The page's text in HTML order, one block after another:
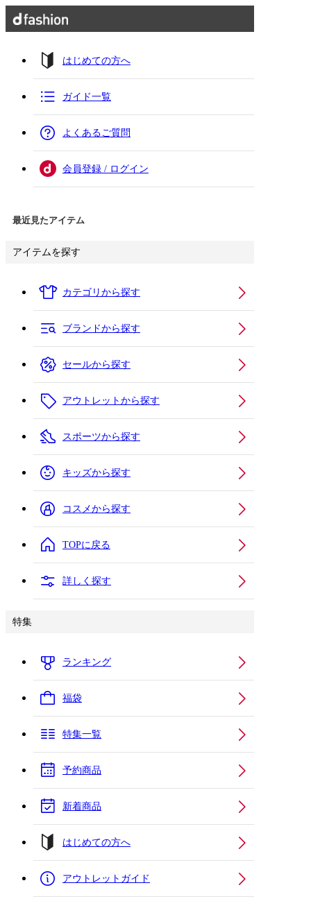
はじめての方へ
ガイド一覧
よくあるご質問
会員登録 / ログイン
最近見たアイテム
アイテムを探す
カテゴリから探す
ブランドから探す
セールから探す
アウトレットから探す
スポーツから探す
キッズから探す
コスメから探す
TOPに戻る
詳しく探す
特集
ランキング
福袋
特集一覧
予約商品
新着商品
はじめての方へ
アウトレットガイド